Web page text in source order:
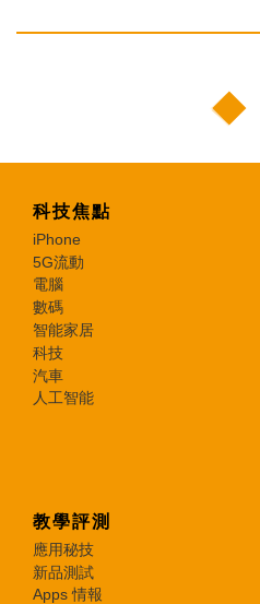
科技焦點
iPhone
5G流動
電腦
數碼
智能家居
科技
汽車
人工智能
教學評測
應用秘技
新品測試
Apps 情報